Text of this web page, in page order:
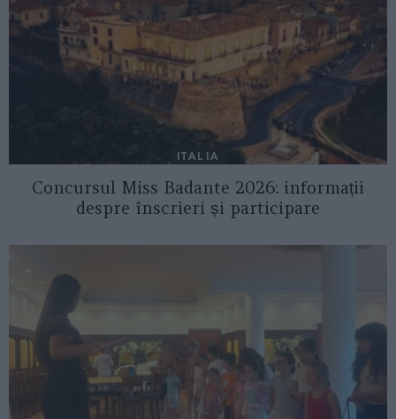
ITALIA
Concursul Miss Badante 2026: informații
despre înscrieri și participare